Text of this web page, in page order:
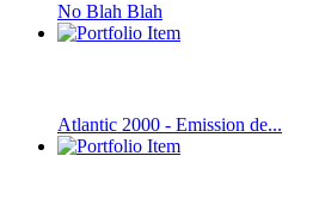
No Blah Blah
Atlantic 2000 - Emission de...